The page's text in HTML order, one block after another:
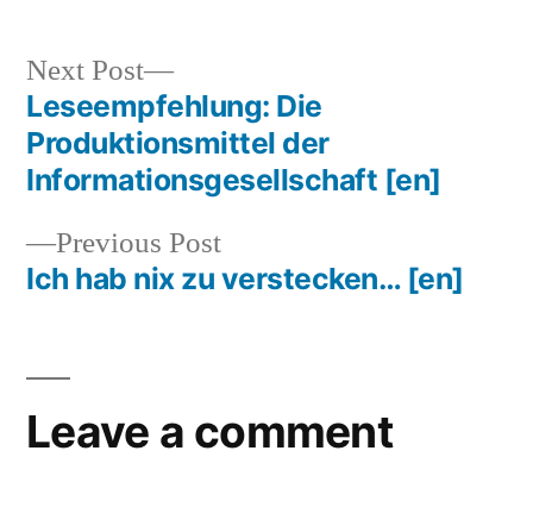
Post
navigation
Previous PostPrevious
post:
Ich hab nix zu verstecken… [en]
Next Post
Next
post:
Leseempfehlung: Die
Produktionsmittel der
Informationsgesellschaft [en]
Leave a comment